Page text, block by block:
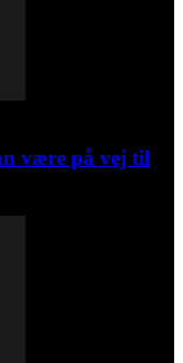
være på vej til